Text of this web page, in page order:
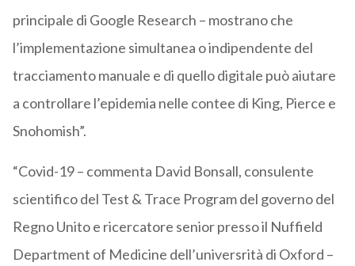
principale di Google Research – mostrano che
l’implementazione simultanea o indipendente del
tracciamento manuale e di quello digitale può aiutare
a controllare l’epidemia nelle contee di King, Pierce e
Snohomish”.
“Covid-19 – commenta David Bonsall, consulente
scientifico del Test & Trace Program del governo del
Regno Unito e ricercatore senior presso il Nuffield
Department of Medicine dell’universrità di Oxford –